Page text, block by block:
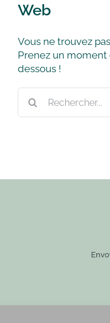
Web
Vous ne trouvez
Prenez un
dessous !